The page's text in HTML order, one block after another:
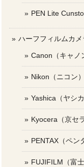
PEN Lite
ハーフフィルムカメ
Canon（キャノ
Nikon（ニコン）
Yashica（ヤシカ
Kyocera（京セラ
PENTAX（ペン
FUJIFILM（富士